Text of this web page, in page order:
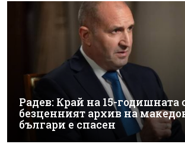
Радев: Край на 15-годишната
безценният архив на
българи е спасен